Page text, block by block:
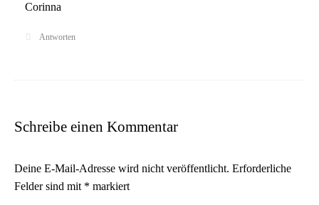
Corinna
Antworten
Schreibe einen Kommentar
Deine E-Mail-Adresse wird nicht veröffentlicht. Erforderliche
Felder sind mit * markiert